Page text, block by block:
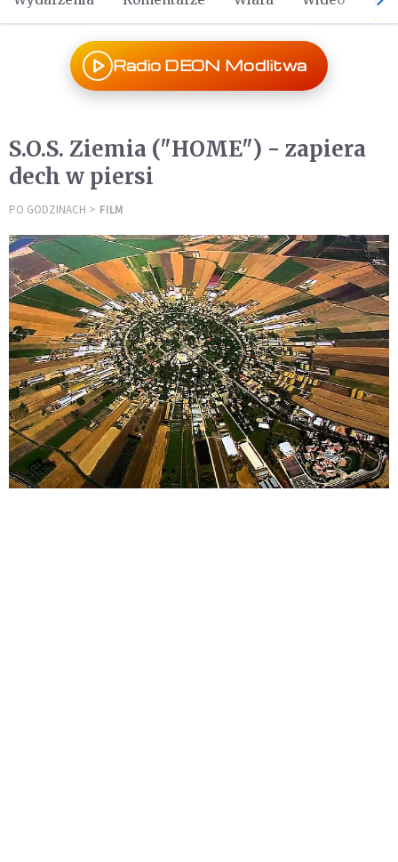
Radio DEON Modlitwa
S.O.S. Ziemia ("HOME") - zapiera
dech w piersi
PO GODZINACH FILM